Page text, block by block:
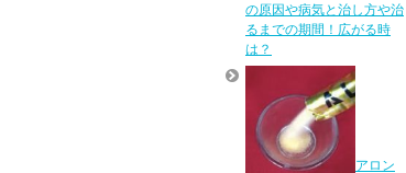
の原因や病気と治し方や治
るまでの期間！広がる時
は？
アロン